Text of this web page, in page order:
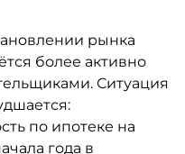
рынка
более активно
Ситуация
по ипотеке на
года в